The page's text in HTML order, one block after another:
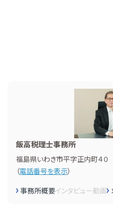
飯高税理士事務所
福島県いわき市平字正内町４０
（電話番号を表示）
事務所概要インタビュー動画